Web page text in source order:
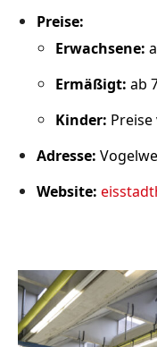
Preise:
Erwachsene:
Ermäßigt: ab
Kinder:
Adresse:
Website: